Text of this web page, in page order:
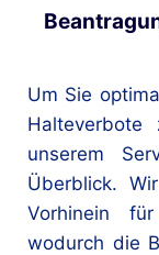
Um Sie
unserem
Überblick.
Vorhinein
wodurch die